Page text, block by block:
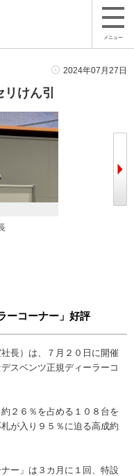
メニュー
2024年07月27日
けん引
ーコーナー」好評
長）は、７月２０日に開催
スベンツ正規ディーラーコ
２６％を占める１０８台を
が入り９５％に迫る高成約
ー」は３カ月に１回、特設